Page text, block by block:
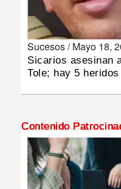
DEPORTES
MULTIMEDIA
IMPRESO
Sucesos /Mayo 18,
Sicarios asesinan
Tole; hay 5 heridos
Contenido